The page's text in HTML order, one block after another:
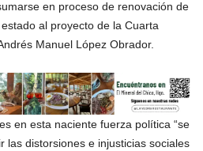
en proceso de renovación de
al proyecto de la Cuarta
Manuel López Obrador.
en esta naciente fuerza política “se
las distorsiones e injusticias sociales